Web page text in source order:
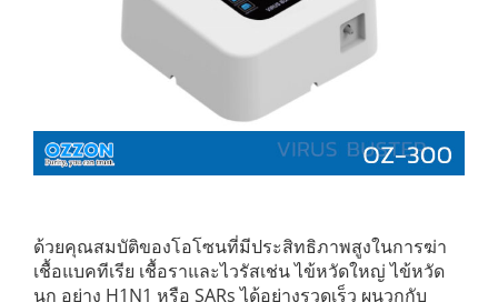
ด้วยคุณสมบัติของโอโซนที่มีประสิทธิภาพสูงในการฆ่า
เชื้อแบคทีเรีย เชื้อราและไวรัสเช่น ไข้หวัดใหญ่ ไข้หวัด
นก อย่าง H1N1 หรือ SARs ได้อย่างรวดเร็ว ผนวกกับ